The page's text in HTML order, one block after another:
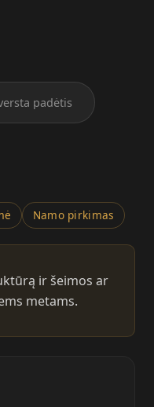
padėtis
Namo pirkimas
ir šeimos ar
metams.